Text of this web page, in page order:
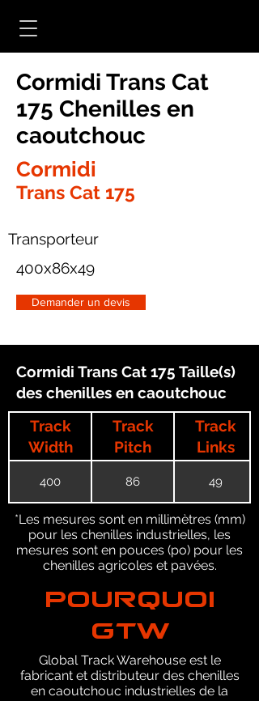
Cormidi Trans Cat
175 Chenilles en
caoutchouc
Cormidi
Trans Cat 175
Transporteur
400x86x49
Demander un devis
Cormidi Trans Cat 175 Taille(s)
des chenilles en caoutchouc
Track
Width
Track
Pitch
Track
Links
400 86 49
*Les mesures sont en millimètres (mm)
pour les chenilles industrielles, les
mesures sont en pouces (po) pour les
chenilles agricoles et pavées.
POURQUOI
GTW
Global Track Warehouse est le
fabricant et distributeur des chenilles
en caoutchouc industrielles de la